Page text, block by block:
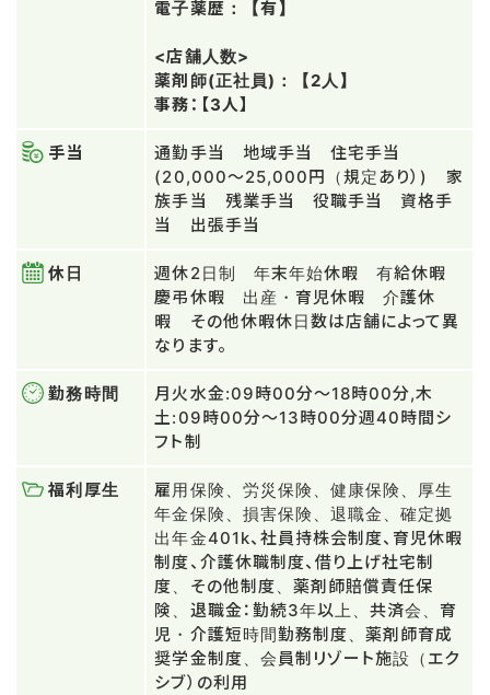
電子薬歴：【有】
<店舗人数>
薬剤師(正社員)：【2人】
事務：【3人】
手当
通勤手当 地域手当 住宅手当
(20,000～25,000円（規定あり）) 家
族手当 残業手当 役職手当 資格手
当 出張手当
休日
週休2日制 年末年始休暇 有給休暇
慶弔休暇 出産・育児休暇 介護休
暇 その他休暇休日数は店舗によって異
なります。
勤務時間
月火水金:09時00分～18時00分,木
土:09時00分～13時00分週40時間シ
フト制
福利厚生
雇用保険、労災保険、健康保険、厚生
年金保険、損害保険、退職金、確定拠
出年金401k、社員持株会制度、育児休暇
制度、介護休職制度、借り上げ社宅制
度、その他制度、薬剤師賠償責任保
険、退職金：勤続3年以上、共済会、育
児・介護短時間勤務制度、薬剤師育成
奨学金制度、会員制リゾート施設（エク
シブ）の利用